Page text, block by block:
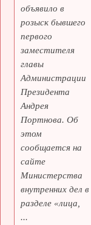
объявило в
розыск бывшего
первого
заместителя
главы
Администрации
Президента
Андрея
Портнова. Об
этом
сообщается на
сайте
Министерства
внутренних дел в
разделе «лица,
...